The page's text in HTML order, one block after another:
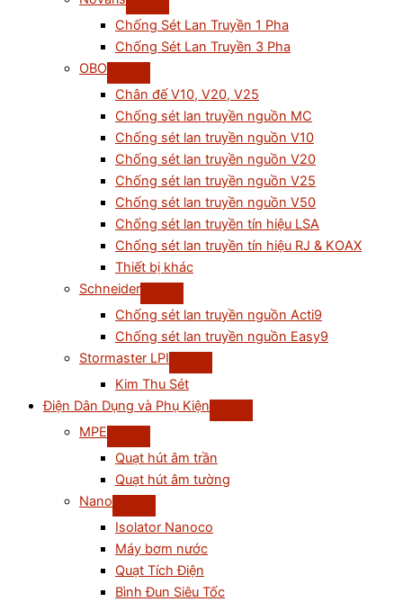
Chống Sét Lan Truyền 1 Pha
Chống Sét Lan Truyền 3 Pha
OBO
Chân đế V10, V20, V25
Chống sét lan truyền nguồn MC
Chống sét lan truyền nguồn V10
Chống sét lan truyền nguồn V20
Chống sét lan truyền nguồn V25
Chống sét lan truyền nguồn V50
Chống sét lan truyền tín hiệu LSA
Chống sét lan truyền tín hiệu RJ & KOAX
Thiết bị khác
Schneider
Chống sét lan truyền nguồn Acti9
Chống sét lan truyền nguồn Easy9
Stormaster LPI
Kim Thu Sét
Điện Dân Dụng và Phụ Kiện
MPE
Quạt hút âm trần
Quạt hút âm tường
Nano
Isolator Nanoco
Máy bơm nước
Quạt Tích Điện
Bình Đun Siêu Tốc